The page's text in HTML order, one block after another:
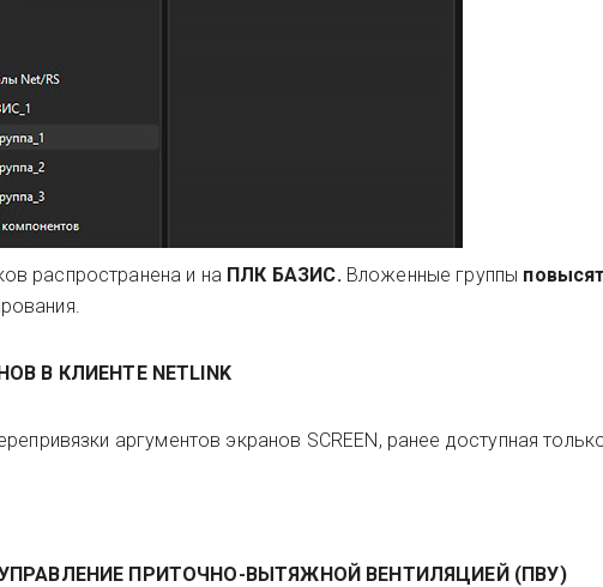
распространена и на ПЛК БАЗИС. Вложенные группы повысят
В КЛИЕНТЕ NETLINK
аргументов экранов SCREEN, ранее доступная
ПРИТОЧНО-ВЫТЯЖНОЙ ВЕНТИЛЯЦИЕЙ (ПВУ)